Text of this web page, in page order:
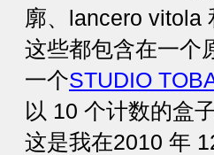
廓、lancero vitola
这些都包含在一个
一个STUDIO
以 10 个计数的盒
这是我在2010 年